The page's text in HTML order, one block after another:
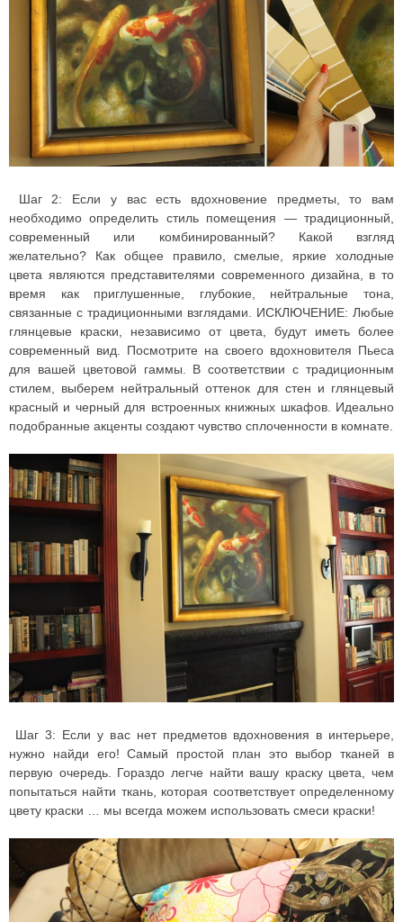
Шаг 2: Если у вас есть вдохновение предметы, то вам
необходимо определить стиль помещения — традиционный,
современный или комбинированный? Какой взгляд
желательно? Как общее правило, смелые, яркие холодные
цвета являются представителями современного дизайна, в то
время как приглушенные, глубокие, нейтральные тона,
связанные с традиционными взглядами. ИСКЛЮЧЕНИЕ: Любые
глянцевые краски, независимо от цвета, будут иметь более
современный вид. Посмотрите на своего вдохновителя Пьеса
для вашей цветовой гаммы. В соответствии с традиционным
стилем, выберем нейтральный оттенок для стен и глянцевый
красный и черный для встроенных книжных шкафов. Идеально
подобранные акценты создают чувство сплоченности в комнате.
Шаг 3: Если у вас нет предметов вдохновения в интерьере,
нужно найди его! Самый простой план это выбор тканей в
первую очередь. Гораздо легче найти вашу краску цвета, чем
попытаться найти ткань, которая соответствует определенному
цвету краски … мы всегда можем использовать смеси краски!